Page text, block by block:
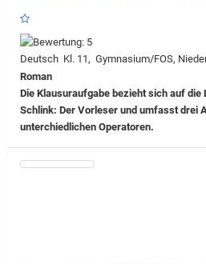
Deutsch Kl. 11, Gymnasium/FOS,
Roman
Die Klausuraufgabe bezieht sich auf die
Schlink: Der Vorleser und umfasst drei
unterchiedlichen Operatoren.